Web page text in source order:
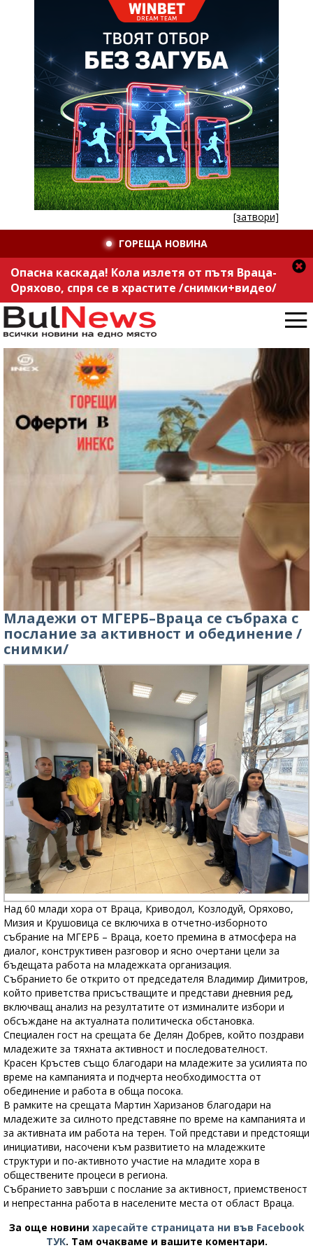
[затвори]
ГОРЕЩА НОВИНА
Опасна каскада! Кола излетя от пътя Враца-
Оряхово, спря се в храстите /снимки+видео/
Младежи от МГЕРБ–Враца се събраха с
послание за активност и обединение /
снимки/
Над 60 млади хора от Враца, Криводол, Козлодуй, Оряхово,
Мизия и Крушовица се включиха в отчетно-изборното
събрание на МГЕРБ – Враца, което премина в атмосфера на
диалог, конструктивен разговор и ясно очертани цели за
бъдещата работа на младежката организация.
Събранието бе открито от председателя Владимир Димитров,
който приветства присъстващите и представи дневния ред,
включващ анализ на резултатите от изминалите избори и
обсъждане на актуалната политическа обстановка.
Специален гост на срещата бе Делян Добрев, който поздрави
младежите за тяхната активност и последователност.
Красен Кръстев също благодари на младежите за усилията по
време на кампанията и подчерта необходимостта от
обединение и работа в обща посока.
В рамките на срещата Мартин Харизанов благодари на
младежите за силното представяне по време на кампанията и
за активната им работа на терен. Той представи и предстоящи
инициативи, насочени към развитието на младежките
структури и по-активното участие на младите хора в
обществените процеси в региона.
Събранието завърши с послание за активност, приемственост
и непрестанна работа в населените места от област Враца.
За още новини харесайте страницата ни във Facebook
ТУК. Там очакваме и вашите коментари.